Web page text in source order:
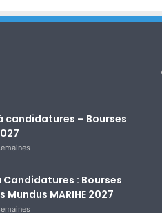
candidatures – Bourses
Candidatures : Bourses
Mundus MARIHE 2027